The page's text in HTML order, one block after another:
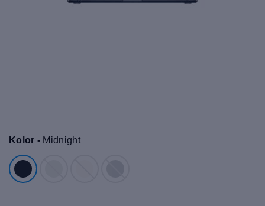
Kolor - Midnight